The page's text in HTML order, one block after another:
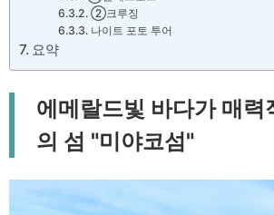
②크루징
나이트 포토 투어
요약
에메랄드빛 바다가 매력
의 섬 "미야코섬"